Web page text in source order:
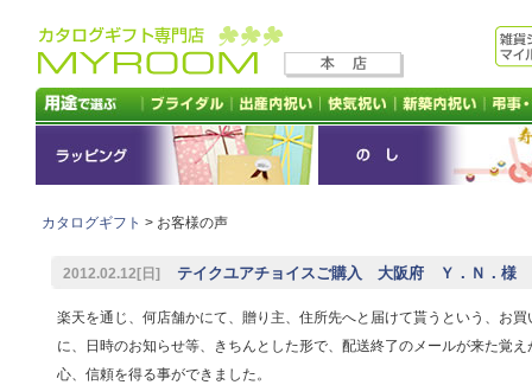
カタログギフト > お客様の声
2012.02.12[日] テイクユアチョイスご購入 大阪府 Ｙ．Ｎ．様
楽天を通じ、何店舗かにて、贈り主、住所先へと届けて貰うという、お
に、日時のお知らせ等、きちんとした形で、配送終了のメールが来た覚
心、信頼を得る事ができました。